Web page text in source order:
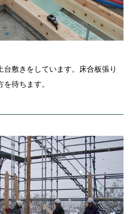
台敷きをしています。床合板張り
待ちます。